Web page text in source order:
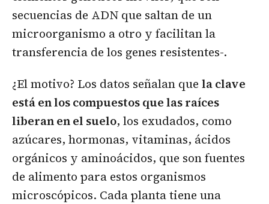
secuencias de ADN que saltan de un
microorganismo a otro y facilitan la
transferencia de los genes resistentes-.
¿El motivo? Los datos señalan que la clave
está en los compuestos que las raíces
liberan en el suelo, los exudados, como
azúcares, hormonas, vitaminas, ácidos
orgánicos y aminoácidos, que son fuentes
de alimento para estos organismos
microscópicos. Cada planta tiene una